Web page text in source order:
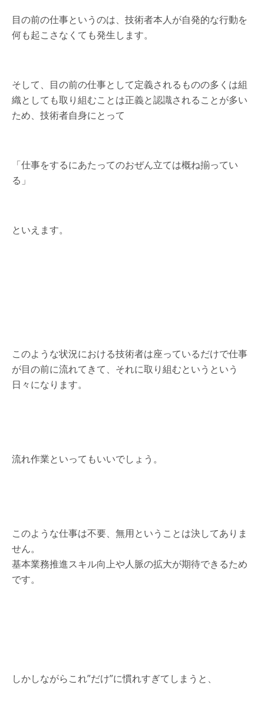
目の前の仕事というのは、技術者本人が自発的な行動を
何も起こさなくても発生します。
そして、目の前の仕事として定義されるものの多くは組
織としても取り組むことは正義と認識されることが多い
ため、技術者自身にとって
「仕事をするにあたってのおぜん立ては概ね揃ってい
る」
といえます。
このような状況における技術者は座っているだけで仕事
が目の前に流れてきて、それに取り組むというという
日々になります。
流れ作業といってもいいでしょう。
このような仕事は不要、無用ということは決してありま
せん。
基本業務推進スキル向上や人脈の拡大が期待できるため
です。
しかしながらこれ”だけ”に慣れすぎてしまうと、